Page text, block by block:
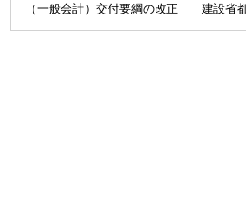
（一般会計）交付要綱の改正 建設省